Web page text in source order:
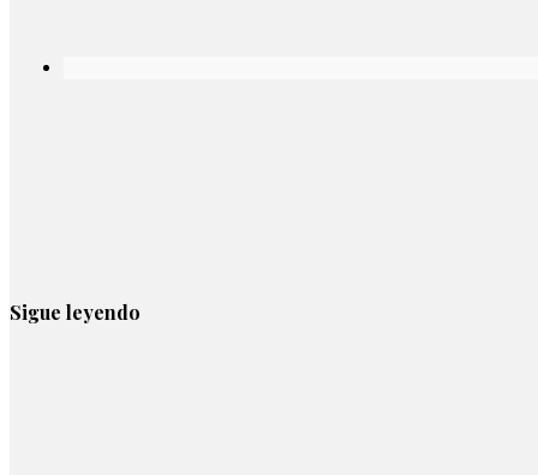
Sigue leyendo